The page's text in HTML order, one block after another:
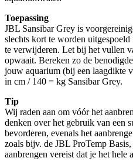
Toepassing
JBL Sansibar Grey is
slechts kort te worden
te verwijderen. Let bij het vullen
opwaait. Bereken zo de
jouw aquarium (bij een laagdikte
in cm / 140 = kg Sansibar Grey.
Tip
Wij raden aan om vóór het
denken over het gebruik van een
bevorderen, evenals het
zoals bijv. de JBL ProTemp
aanbrengen vereist dat je het hele